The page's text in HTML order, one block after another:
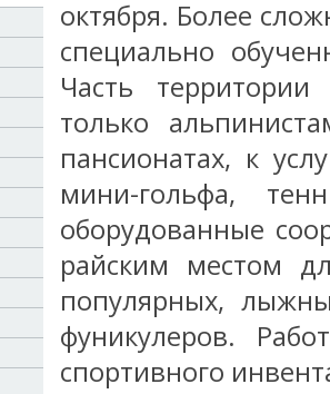
октября. Более
специально
Часть
только
пансионатах, к
мини-гольфа,
оборудованные
райским местом
популярных,
фуникулеров.
спортивного